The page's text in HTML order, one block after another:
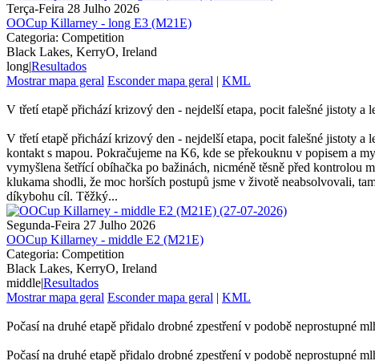
Terça-Feira 28 Julho 2026
OOCup Killarney - long E3 (M21E)
Categoria: Competition
Black Lakes, KerryO, Ireland
long|Resultados
Mostrar mapa geral Esconder mapa geral | KML
V třetí etapě přichází krizový den - nejdelší etapa, pocit falešné jistoty a
V třetí etapě přichází krizový den - nejdelší etapa, pocit falešné jistoty a
kontakt s mapou. Pokračujeme na K6, kde se překouknu v popisem a
vymyšlena šetřící obíhačka po bažinách, nicméně těsně před
klukama shodli, že moc horších postupů jsme v životě neabsolvovali,
díkybohu cíl. Těžký...
Segunda-Feira 27 Julho 2026
OOCup Killarney - middle E2 (M21E)
Categoria: Competition
Black Lakes, KerryO, Ireland
middle|Resultados
Mostrar mapa geral Esconder mapa geral | KML
Počasí na druhé etapě přidalo drobné zpestření v podobě neprostupné
Počasí na druhé etapě přidalo drobné zpestření v podobě neprostupné